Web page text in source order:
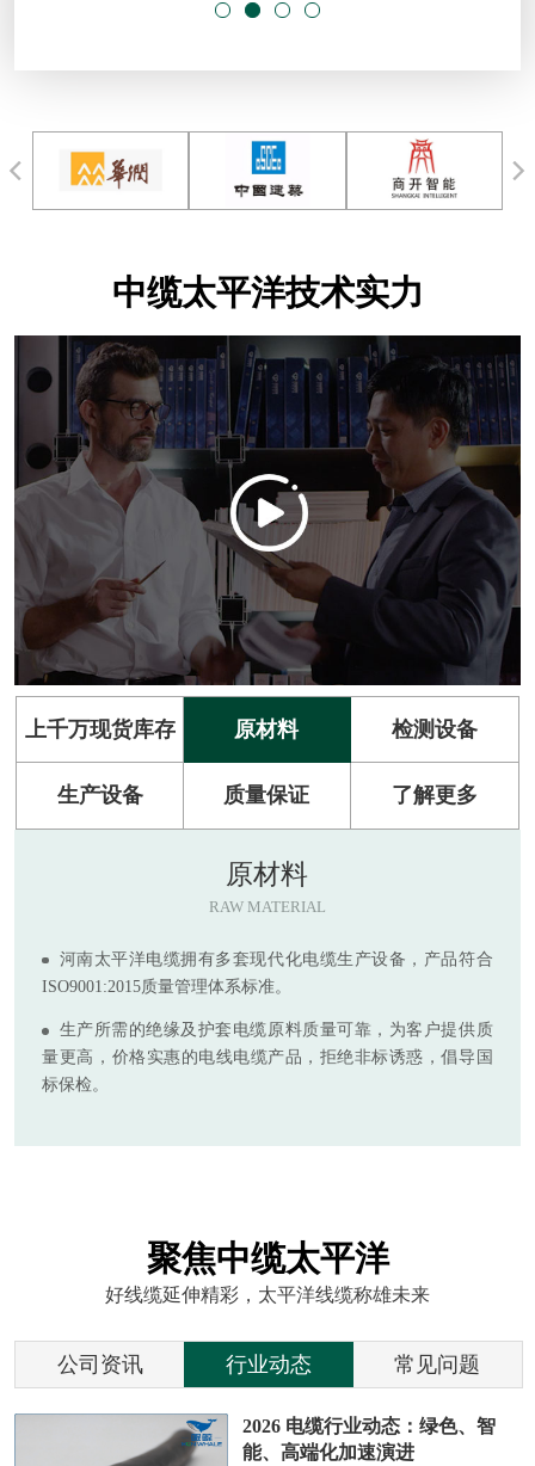
中缆太平洋技术实力
上千万现货库存 原材料 检测设备
生产设备 质量保证 了解更多
原材料
RAW MATERIAL
河南太平洋电缆拥有多套现代化电缆生产设备，产品符合
ISO9001:2015质量管理体系标准。
生产所需的绝缘及护套电缆原料质量可靠，为客户提供质
量更高，价格实惠的电线电缆产品，拒绝非标诱惑，倡导国
标保检。
聚焦中缆太平洋
好线缆延伸精彩，太平洋线缆称雄未来
公司资讯 行业动态 常见问题
2026 电缆行业动态：绿色、智
能、高端化加速演进